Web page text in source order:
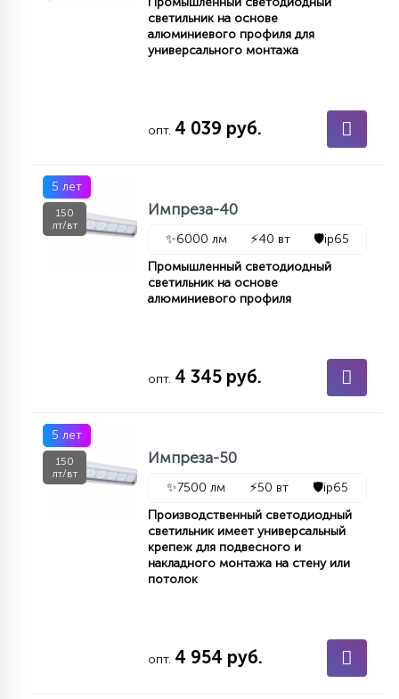
светильник на основе
алюминиевого профиля для
универсального монтажа
опт. 4 039 руб.
5 лет
150
лт/вт
Импреза-40
✨6000 лм ⚡40 вт 🛡️ip65
Промышленный светодиодный
светильник на основе
алюминиевого профиля
опт. 4 345 руб.
5 лет
150
лт/вт
Импреза-50
✨7500 лм ⚡50 вт 🛡️ip65
Производственный светодиодный
светильник имеет универсальный
крепеж для подвесного и
накладного монтажа на стену или
потолок
опт. 4 954 руб.